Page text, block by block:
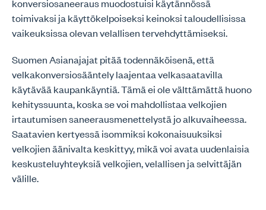
konversiosaneeraus muodostuisi käytännössä
toimivaksi ja käyttökelpoiseksi keinoksi taloudellisissa
vaikeuksissa olevan velallisen tervehdyttämiseksi.
Suomen Asianajajat pitää todennäköisenä, että
velkakonversiosääntely laajentaa velkasaatavilla
käytävää kaupankäyntiä. Tämä ei ole välttämättä huono
kehityssuunta, koska se voi mahdollistaa velkojien
irtautumisen saneerausmenettelystä jo alkuvaiheessa.
Saatavien kertyessä isommiksi kokonaisuuksiksi
velkojien äänivalta keskittyy, mikä voi avata uudenlaisia
keskusteluyhteyksiä velkojien, velallisen ja selvittäjän
välille.